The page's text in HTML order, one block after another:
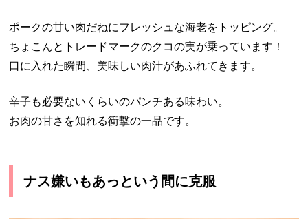
ポークの甘い肉だねにフレッシュな海老をトッピング。
ちょこんとトレードマークのクコの実が乗っています！
口に入れた瞬間、美味しい肉汁があふれてきます。
辛子も必要ないくらいのパンチある味わい。
お肉の甘さを知れる衝撃の一品です。
ナス嫌いもあっという間に克服